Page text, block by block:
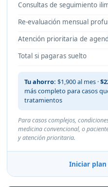
Consultas de seguimiento
Re-evaluación mensual
Atención prioritaria de
Total si pagaras suelto
Tu ahorro: $1,900 al mes ·
más completo para casos
tratamientos
Para casos complejos,
medicina convencional, o
y atención prioritaria.
Iniciar